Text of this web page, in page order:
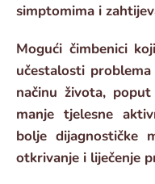
simptomima i
Mogući čimbenici
učestalosti
načinu života,
manje tjelesne
bolje dijagnostičke
otkrivanje i liječenje